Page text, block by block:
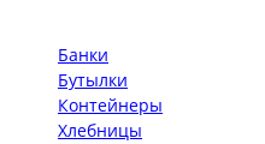
Банки
Бутылки
Контейнеры
Хлебницы